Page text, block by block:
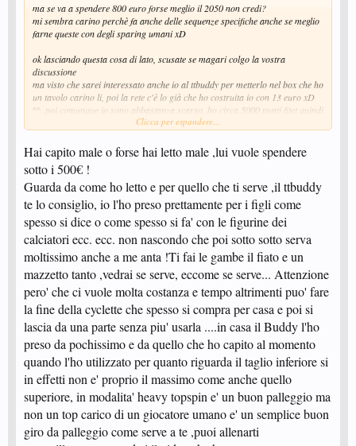
ma se va a spendere 800 euro forse meglio il 2050 non credi?
mi sembra carino perchè fa anche delle sequenze specifiche anche se meglio
farne queste con degli sparing umani xD
ok lasciando questa cosa di lato, scusate se magari colgo la vostra
discussione
ma visto che sarei interessato anche io al ttbuddy per metterlo nel box che ho
un tavolo carino li, poi la rete c'è lo già che ho costruita io con 13 euro xD
^^, poi comunque io sono abbastanza scarso, ho circa 5000 punti fitet quindi
penso che il ttbuddy fa abbastanza per quanto serve a me.
volevo però solo chiedere un cosa, ho capito che il taglio sotto non è il
massimo a quanto hai detto te, la modalità "heavy topspin" che sarebbe una
palla con effetto superiore, quanto realmente "heavy" è?, cioe nel senso se
dovessimo confrontarlo col taglio, è tanta la differenza di giro?, o entrambi
niente di heavy? ._.
Clicca per espandere...
Hai capito male o forse hai letto male ,lui vuole spendere
sotto i 500€ !
Guarda da come ho letto e per quello che ti serve ,il ttbuddy
te lo consiglio, io l'ho preso prettamente per i figli come
spesso si dice o come spesso si fa' con le figurine dei
calciatori ecc. ecc. non nascondo che poi sotto sotto serva
moltissimo anche a me anta !Ti fai le gambe il fiato e un
mazzetto tanto ,vedrai se serve, eccome se serve... Attenzione
pero' che ci vuole molta costanza e tempo altrimenti puo' fare
la fine della cyclette che spesso si compra per casa e poi si
lascia da una parte senza piu' usarla ....in casa il Buddy l'ho
preso da pochissimo e da quello che ho capito al momento
quando l'ho utilizzato per quanto riguarda il taglio inferiore si
in effetti non e' proprio il massimo come anche quello
superiore, in modalita' heavy topspin e' un buon palleggio ma
non un top carico di un giocatore umano e' un semplice buon
giro da palleggio come serve a te ,puoi allenarti